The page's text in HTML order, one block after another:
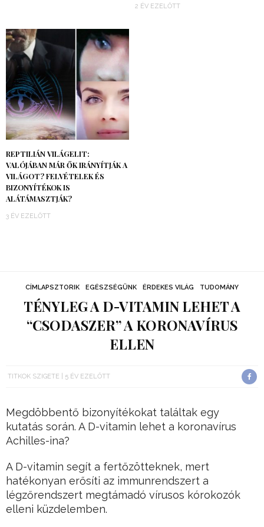
2 ÉV EZELŐTT
REPTILIÁN VILÁGELIT:
VALÓJÁBAN MÁR ŐK IRÁNYÍTJÁK A
VILÁGOT? FELVÉTELEK ÉS
BIZONYÍTÉKOK IS
ALÁTÁMASZTJÁK?
3 ÉV EZELŐTT
CÍMLAPSZTORIK EGÉSZSÉGÜNK ÉRDEKES VILÁG TUDOMÁNY
TÉNYLEG A D-VITAMIN LEHET A
“CSODASZER” A KORONAVÍRUS
ELLEN
TITKOK SZIGETE 5 ÉV EZELŐTT
Megdöbbentő bizonyítékokat találtak egy
kutatás során. A D-vitamin lehet a koronavírus
Achilles-ina?
A D-vitamin segít a fertőzötteknek, mert
hatékonyan erősíti az immunrendszert a
légzőrendszert megtámadó vírusos kórokozók
elleni küzdelemben.